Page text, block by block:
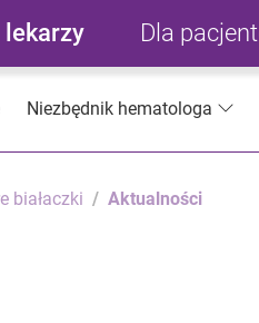
lekarzy Dla
Niezbędnik hematologa
białaczki Aktualności